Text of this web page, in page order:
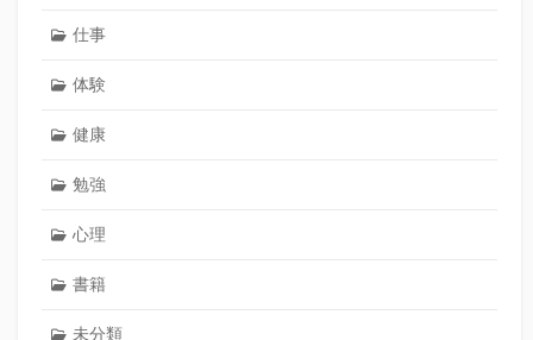
仕事
体験
健康
勉強
心理
書籍
未分類